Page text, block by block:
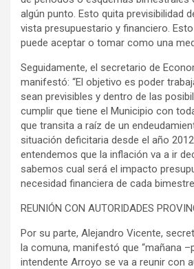
algún punto. Esto quita previsibilidad
vista presupuestario y financiero.
puede aceptar o tomar como una
Seguidamente, el secretario de
manifestó: “El objetivo es poder
sean previsibles y dentro de las
cumplir que tiene el Municipio con
que transita a raíz de un
situación deficitaria desde el año
entendemos que la inflación va a ir
sabemos cual será el impacto
necesidad financiera de cada
REUNIÓN CON AUTORIDADES
Por su parte, Alejandro Vicente,
la comuna, manifestó que “mañana
intendente Arroyo se va a reunir con